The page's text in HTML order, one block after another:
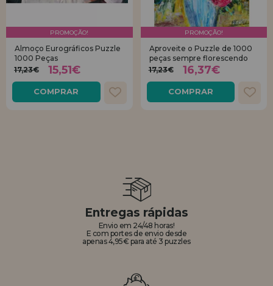
PROMOÇÃO!
Almoço Eurográficos Puzzle
1000 Peças
17,23€
15,51€
COMPRAR
PROMOÇÃO!
Aproveite o Puzzle de 1000
peças sempre florescendo
17,23€
16,37€
COMPRAR
Entregas rápidas
Envio em 24/48 horas!
E com portes de envio desde
apenas 4,95€ para até 3 puzzles